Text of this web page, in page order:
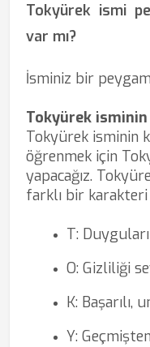
Tokyürek ismi
var mı?
İsminiz bir
Tokyürek
Tokyürek isminin
öğrenmek için
yapacağız.
farklı bir
T:
O: Gizliliği
K: Başarılı,
Y: